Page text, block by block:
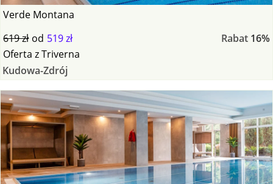
Verde Montana
619 zł od 519 zł Rabat 16%
Oferta zTriverna
Kudowa-Zdrój